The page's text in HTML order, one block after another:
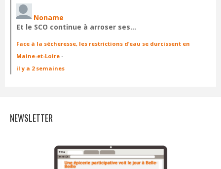
Noname
Et le SCO continue à arroser ses…
Face à la sécheresse, les restrictions d’eau se durcissent en
Maine-et-Loire ·
il y a 2 semaines
NEWSLETTER